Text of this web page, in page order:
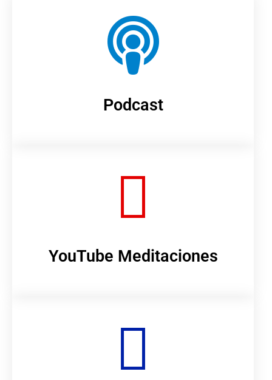
Podcast
YouTube Meditaciones